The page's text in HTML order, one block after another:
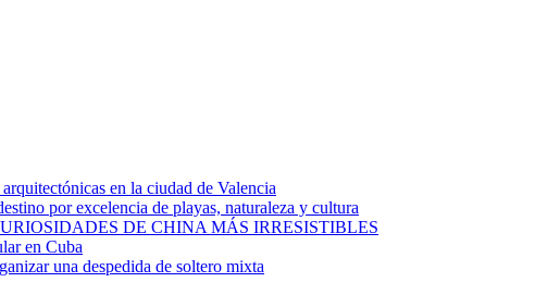
en la ciudad de Valencia
por excelencia de playas, naturaleza y cultura
DE CHINA MÁS IRRESISTIBLES
en Cuba
una despedida de soltero mixta